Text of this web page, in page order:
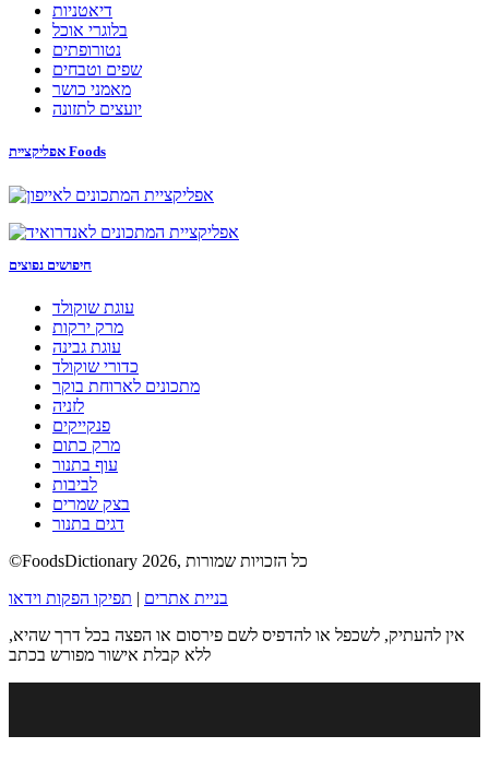
דיאטניות
בלוגרי אוכל
נטורופתים
שפים וטבחים
מאמני כושר
יועצים לתזונה
אפליקציית Foods
חיפושים נפוצים
עוגת שוקולד
מרק ירקות
עוגת גבינה
כדורי שוקולד
מתכונים לארוחת בוקר
לזניה
פנקייקים
מרק כתום
עוף בתנור
לביבות
בצק שמרים
דגים בתנור
©FoodsDictionary 2026, כל הזכויות שמורות
בניית אתרים | תפיקו הפקות וידאו
אין להעתיק, לשכפל או להדפיס לשם פירסום או הפצה בכל דרך שהיא,
ללא קבלת אישור מפורש בכתב